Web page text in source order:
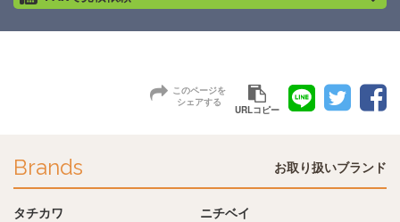
このページを
シェアする
URLコピー
Brands お取り扱いブランド
タチカワ
ニチベイ